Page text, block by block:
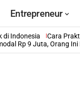
Entrepreneur
di Indonesia Cara
Rp 9 Juta, Orang